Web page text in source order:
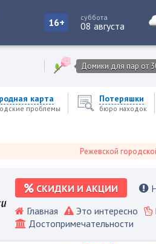
16+ суббота
08 августа
Домики для пар от
карта
проблемы
Потеряшки
бюро находок
Режевской городской
СКИДКИ И АКЦИИ
Главная Это интересно
Достопримечательности